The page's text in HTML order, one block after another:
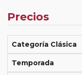
Precios
Categoría Clásica
Temporada